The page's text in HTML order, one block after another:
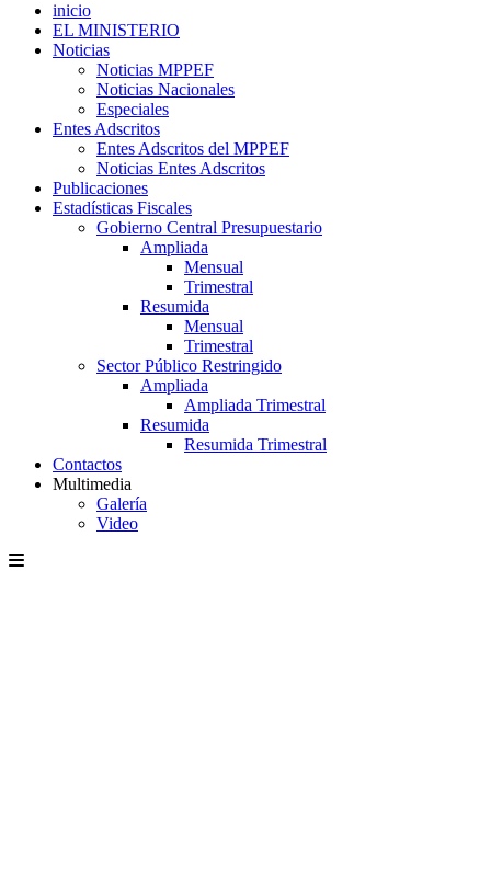
inicio
EL MINISTERIO
Noticias
Noticias MPPEF
Noticias Nacionales
Especiales
Entes Adscritos
Entes Adscritos del MPPEF
Noticias Entes Adscritos
Publicaciones
Estadísticas Fiscales
Gobierno Central Presupuestario
Ampliada
Mensual
Trimestral
Resumida
Mensual
Trimestral
Sector Público Restringido
Ampliada
Ampliada Trimestral
Resumida
Resumida Trimestral
Contactos
Multimedia
Galería
Video